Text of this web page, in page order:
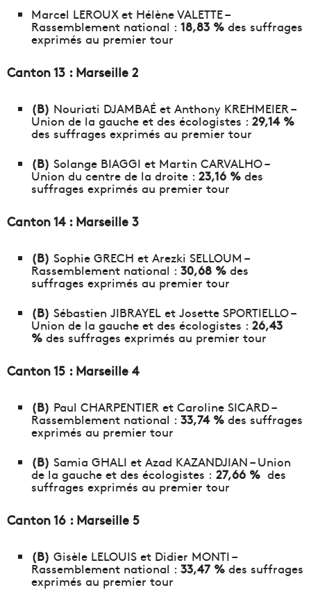
Marcel LEROUX et Hélène VALETTE –
Rassemblement national : 18,83 % des suffrages
exprimés au premier tour
Canton 13 : Marseille 2
(B) Nouriati DJAMBAÉ et Anthony KREHMEIER –
Union de la gauche et des écologistes : 29,14 %
des suffrages exprimés au premier tour
(B) Solange BIAGGI et Martin CARVALHO –
Union du centre de la droite : 23,16 % des
suffrages exprimés au premier tour
Canton 14 : Marseille 3
(B) Sophie GRECH et Arezki SELLOUM –
Rassemblement national : 30,68 % des
suffrages exprimés au premier tour
(B) Sébastien JIBRAYEL et Josette SPORTIELLO –
Union de la gauche et des écologistes : 26,43
% des suffrages exprimés au premier tour
Canton 15 : Marseille 4
(B) Paul CHARPENTIER et Caroline SICARD –
Rassemblement national : 33,74 % des suffrages
exprimés au premier tour
(B) Samia GHALI et Azad KAZANDJIAN – Union
de la gauche et des écologistes : 27,66 % des
suffrages exprimés au premier tour
Canton 16 : Marseille 5
(B) Gisèle LELOUIS et Didier MONTI –
Rassemblement national : 33,47 % des suffrages
exprimés au premier tour